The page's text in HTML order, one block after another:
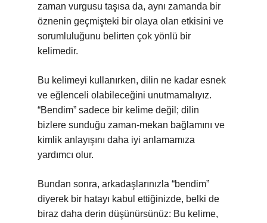
zaman vurgusu taşısa da, aynı zamanda bir
öznenin geçmişteki bir olaya olan etkisini ve
sorumluluğunu belirten çok yönlü bir
kelimedir.
Bu kelimeyi kullanırken, dilin ne kadar esnek
ve eğlenceli olabileceğini unutmamalıyız.
“Bendim” sadece bir kelime değil; dilin
bizlere sunduğu zaman-mekan bağlamını ve
kimlik anlayışını daha iyi anlamamıza
yardımcı olur.
Bundan sonra, arkadaşlarınızla “bendim”
diyerek bir hatayı kabul ettiğinizde, belki de
biraz daha derin düşünürsünüz: Bu kelime,